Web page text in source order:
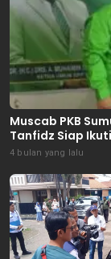
Muscab PKB
Tanfidz Siap Ikuti
4 bulan yang lalu